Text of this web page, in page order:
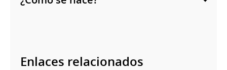
Enlaces relacionados